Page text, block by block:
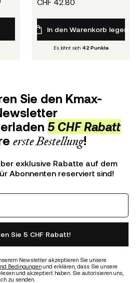
In den Warenkorb legen
Es lohnt sich 42 Punkte
Sie den Kmax-
5 CHF Rabatt
erste Bestellung!
exklusive Rabatte auf dem
Abonnenten reserviert sind!
Sie 5 CHF Rabatt!
Newsletter akzeptieren Sie unsere
Bedingungenund erklären, dass Sie unsere
und akzeptiert haben. Sie autorisieren uns,
zu senden.